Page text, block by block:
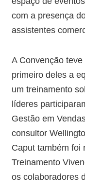
com a presença
assistentes
A Convenção
primeiro deles a
um treinamento
líderes
Gestão em
consultor
Caput também foi
Treinamento
os colaboradores